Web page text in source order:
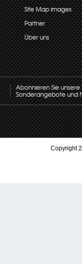
Site Map images
Partner
Über uns
Abonnieren Sie
Sonderangebote und
Copyright